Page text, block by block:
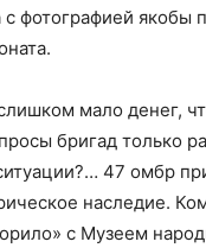
фотографией якобы
мало денег,
бригад только
47 омбр
наследие.
с Музеем